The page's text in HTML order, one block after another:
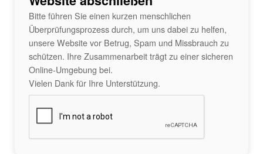
Bitte führen Sie einen kurzen menschlichen
Überprüfungsprozess durch, um uns dabei zu helfen,
unsere Website vor Betrug, Spam und Missbrauch zu
schützen. Ihre Zusammenarbeit trägt zu einer sicheren
Online-Umgebung bei.
Vielen Dank für Ihre Unterstützung.